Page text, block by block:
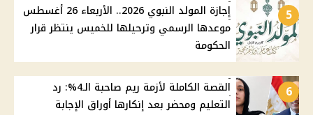
5
إجازة المولد النبوي 2026.. الأربعاء 26 أغسطس
موعدها الرسمي وترحيلها للخميس ينتظر قرار
الحكومة
6
القصة الكاملة لأزمة ريم صاحبة الـ4%: رد
التعليم ومحضر بعد إنكارها أوراق الإجابة